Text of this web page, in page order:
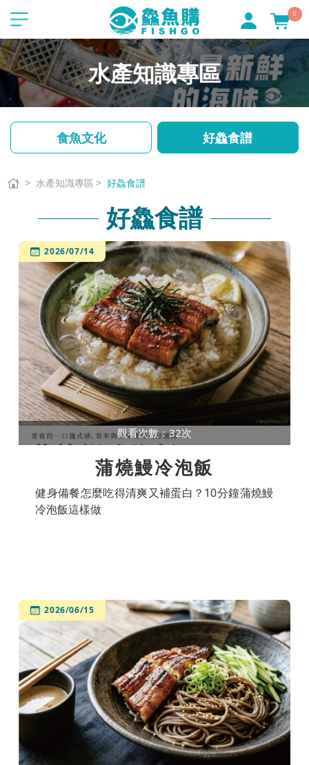
0
水產知識專區
食魚文化 好鱻食譜
水產知識專區 好鱻食譜
好鱻食譜
觀看次數：32次
蒲燒鰻冷泡飯
健身備餐怎麼吃得清爽又補蛋白？10分鐘蒲燒鰻
冷泡飯這樣做
2026/07/14
2026/06/15